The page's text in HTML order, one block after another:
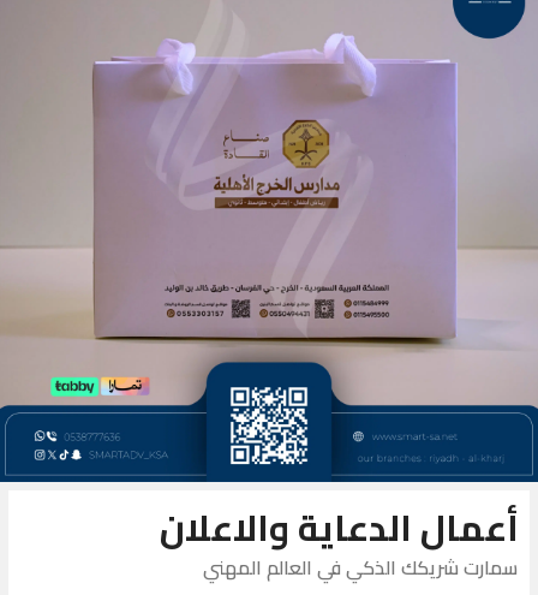
أعمال الدعاية والاعلان
سمارت شريكك الذكي في العالم المهني